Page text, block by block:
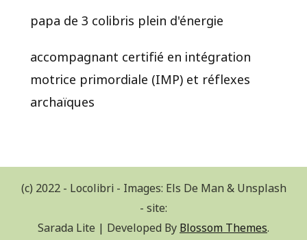
papa de 3 colibris plein d'énergie
accompagnant certifié en intégration
motrice primordiale (IMP) et réflexes
archaïques
(c) 2022 - Locolibri - Images: Els De Man & Unsplash
- site:
Sarada Lite | Developed ByBlossom Themes.